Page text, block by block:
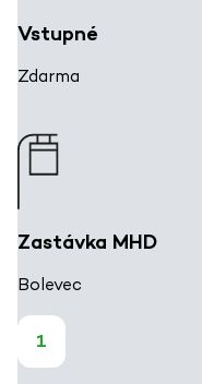
Vstupné
Zdarma
Zastávka MHD
Bolevec
1